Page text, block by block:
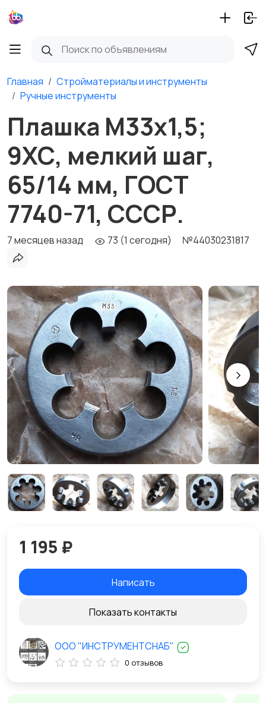
Главная
Стройматериалы и инструменты
Ручные инструменты
Плашка М33х1,5;
9ХС, мелкий шаг,
65/14 мм, ГОСТ
7740-71, СССР.
7 месяцев назад 73 (1 сегодня) №44030231817
1 195 ₽
Написать
Показать контакты
ООО "ИНСТРУМЕНТСНАБ"
0 отзывов